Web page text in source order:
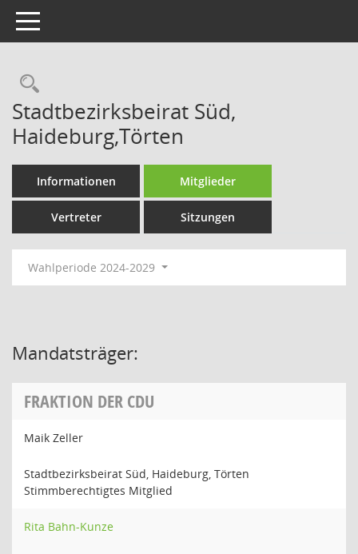
Toggle navigation
Rechercheauswahl
Stadtbezirksbeirat Süd,
Haideburg,Törten
Informationen Mitglieder
Vertreter Sitzungen
Wahlperiode 2024-2029
Mandatsträger:
FRAKTION DER CDU
Maik Zeller
Stadtbezirksbeirat Süd, Haideburg, Törten
Stimmberechtigtes Mitglied
Rita Bahn-Kunze